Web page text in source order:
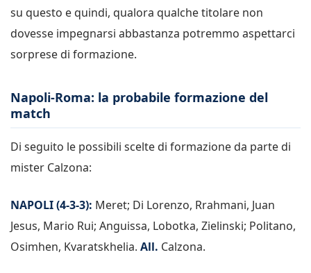
su questo e quindi, qualora qualche titolare non
dovesse impegnarsi abbastanza potremmo aspettarci
sorprese di formazione.
Napoli-Roma: la probabile formazione del
match
Di seguito le possibili scelte di formazione da parte di
mister Calzona:
NAPOLI (4-3-3): Meret; Di Lorenzo, Rrahmani, Juan
Jesus, Mario Rui; Anguissa, Lobotka, Zielinski; Politano,
Osimhen, Kvaratskhelia. All. Calzona.